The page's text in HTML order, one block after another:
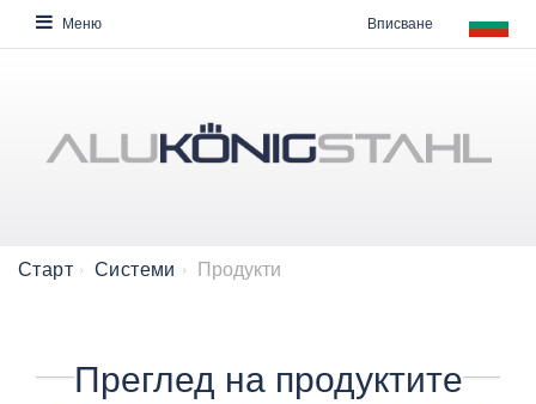
Меню Вписване
Старт Системи Продукти
Преглед на продуктите